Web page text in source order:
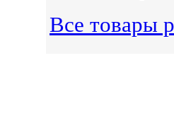
Все товары